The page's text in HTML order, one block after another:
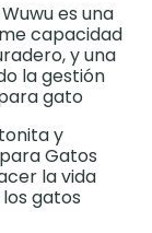
es una
capacidad
y una
la gestión
gato
y
Gatos
la vida
gatos